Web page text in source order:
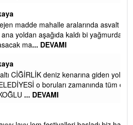
mahalle aralarında asvalt döke
aşağıda kaldı bi yağmurda
... DEVAMI
deniz kenarına giden yola
o boruları zamanında tüm ereğli
... DEVAMI